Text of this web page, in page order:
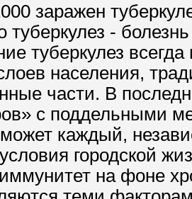
заражен
туберкулез -
туберкулез
населения,
части. В
с поддельными
каждый,
городской
на фоне